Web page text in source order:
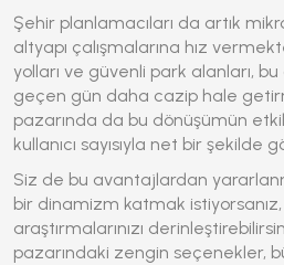
Şehir planlamacıları da artık
altyapı çalışmalarına hız
yolları ve güvenli park alanları, bu
geçen gün daha cazip hale
pazarında da bu dönüşümün
kullanıcı sayısıyla net bir şekilde
Siz de bu avantajlardan
bir dinamizm katmak
araştırmalarınızı
pazarındaki zengin seçenekler,